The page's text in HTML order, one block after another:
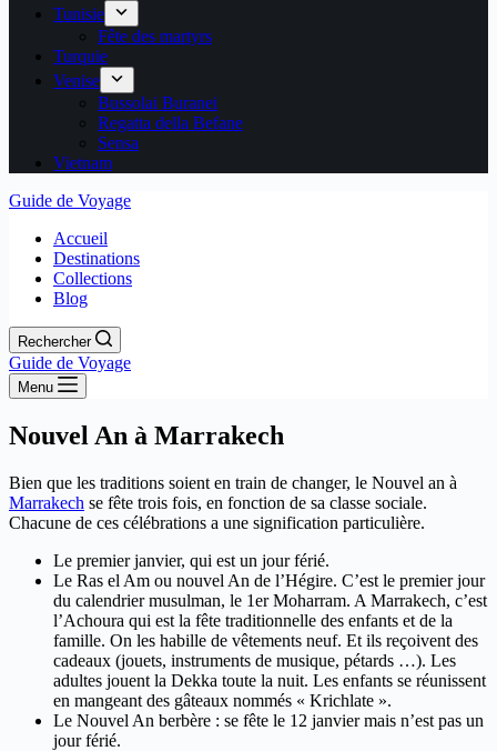
Tunisie
Fête des martyrs
Turquie
Venise
Bussolai Buranei
Regatta della Befane
Sensa
Vietnam
Guide de Voyage
Accueil
Destinations
Collections
Blog
Rechercher
Guide de Voyage
Menu
Nouvel An à Marrakech
Bien que les traditions soient en train de changer, le Nouvel an à
Marrakech se fête trois fois, en fonction de sa classe sociale.
Chacune de ces célébrations a une signification particulière.
Le premier janvier, qui est un jour férié.
Le Ras el Am ou nouvel An de l’Hégire. C’est le premier jour
du calendrier musulman, le 1er Moharram. A Marrakech, c’est
l’Achoura qui est la fête traditionnelle des enfants et de la
famille. On les habille de vêtements neuf. Et ils reçoivent des
cadeaux (jouets, instruments de musique, pétards …). Les
adultes jouent la Dekka toute la nuit. Les enfants se réunissent
en mangeant des gâteaux nommés « Krichlate ».
Le Nouvel An berbère : se fête le 12 janvier mais n’est pas un
jour férié.